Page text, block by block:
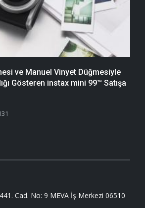
ve Manuel Vinyet Düğmesiyle
Gösteren instax mini 99™ Satışa
Cad. No: 9 MEVA İş Merkezi 06510